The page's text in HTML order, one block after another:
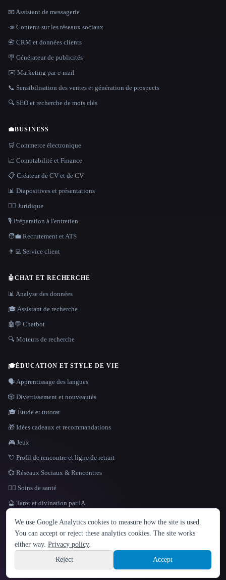
LANGUE
English español Français Русский 简体中文
Hindi
Sign up
📧 Assistant de messagerie
📣 Contenu sur les réseaux sociaux
📇 CRM et données clients
🪧 Générateur de publicités
✉️ Marketing par e-mail
📞 Sensibilisation des ventes et génération de prospects
🔍 SEO et recherche de mots clés
💼BUSINESS
🛒 Commerce électronique
📈 Comptabilité et Finance
📋 Créateur de CV et de CV
📊 Diapositives et présentations
👩‍⚖️ Juridique
🎙️ Préparation à l'entretien
🧑‍💼 Recrutement et ATS
👨‍💻 Service client
🤖CHAT ET RECHERCHE
📊 Analyse des données
🎓 Assistant de recherche
🤖💬 Chatbot
🔍 Moteurs de recherche
🎓ÉDUCATION ET STYLE DE VIE
🗣️ Apprentissage des langues
🎲 Divertissement et nouveautés
🎓 Étude et tutorat
🎁 Idées cadeaux et recommandations
🎮 Jeux
💘 Profil de rencontre et ligne de retrait
💞 Réseaux Sociaux & Rencontres
👩‍⚕️ Soins de santé
🔮 Tarot et divination par IA
Site information
© 2026 That AI Collection. Tous droits réservés.
politique de confidentialité
build de3d624c
We use Google Analytics cookies to measure how the site is used.
You can accept or reject these analytics cookies. The site works
either way. Privacy policy.
Reject
Accept